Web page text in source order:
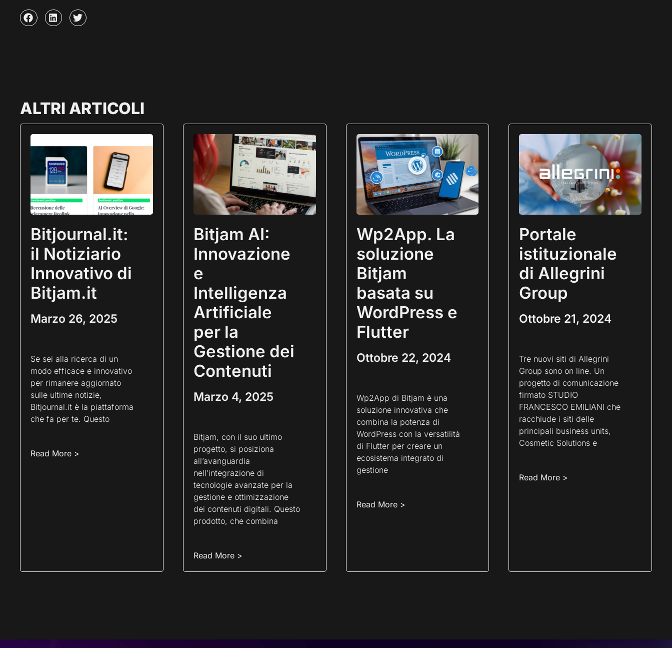
ALTRI ARTICOLI
Bitjournal.it:
il Notiziario
Innovativo di
Bitjam.it
Marzo 26, 2025
Se sei alla ricerca di un
modo efficace e innovativo
per rimanere aggiornato
sulle ultime notizie,
Bitjournal.it è la piattaforma
che fa per te. Questo
Read More >
Bitjam AI:
Innovazione
e
Intelligenza
Artificiale
per la
Gestione dei
Contenuti
Marzo 4, 2025
Bitjam, con il suo ultimo
progetto, si posiziona
all’avanguardia
nell’integrazione di
tecnologie avanzate per la
gestione e ottimizzazione
dei contenuti digitali. Questo
prodotto, che combina
Read More >
Wp2App. La
soluzione
Bitjam
basata su
WordPress e
Flutter
Ottobre 22, 2024
Wp2App di Bitjam è una
soluzione innovativa che
combina la potenza di
WordPress con la versatilità
di Flutter per creare un
ecosistema integrato di
gestione
Read More >
Portale
istituzionale
di Allegrini
Group
Ottobre 21, 2024
Tre nuovi siti di Allegrini
Group sono on line. Un
progetto di comunicazione
firmato STUDIO
FRANCESCO EMILIANI che
racchiude i siti delle
principali business units,
Cosmetic Solutions e
Read More >